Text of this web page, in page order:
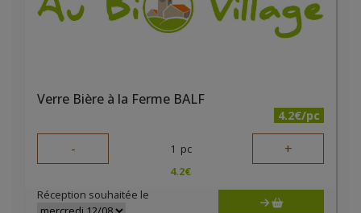
Verre Bière à la Ferme BALF
4.2€/pc
- 1 pc +
4.2€
Réception souhaitée le